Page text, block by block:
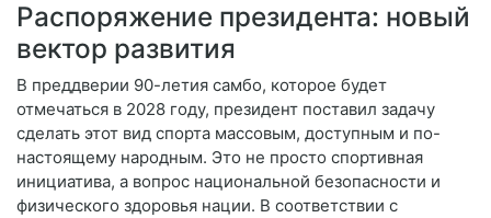
Распоряжение президента: новый
вектор развития
В преддверии 90-летия самбо, которое будет
отмечаться в 2028 году, президент поставил задачу
сделать этот вид спорта массовым, доступным и по-
настоящему народным. Это не просто спортивная
инициатива, а вопрос национальной безопасности и
физического здоровья нации. В соответствии с